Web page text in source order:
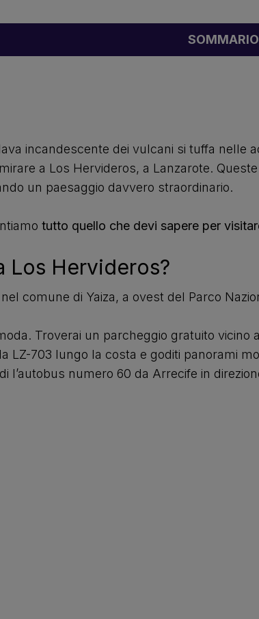
SOMMARIO
incandescente dei vulcani si tuffa
a Los Hervideros, a Lanzarote.
un paesaggio davvero straordinario.
tutto quello che devi sapere per
Los Hervideros?
comune di Yaiza, a ovest del Parco
Troverai un parcheggio gratuito vicino
LZ-703 lungo la costa e goditi panorami
l’autobus numero 60 da Arrecife in